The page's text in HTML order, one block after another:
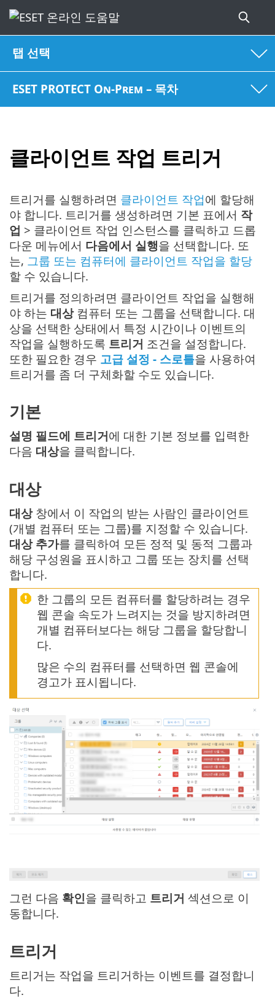
탭 선택
ESET PROTECT On-Prem – 목차
클라이언트 작업 트리거
트리거를 실행하려면 클라이언트 작업에 할당해
야 합니다. 트리거를 생성하려면 기본 표에서 작
업 > 클라이언트 작업 인스턴스를 클릭하고 드롭
다운 메뉴에서 다음에서 실행을 선택합니다. 또
는, 그룹 또는 컴퓨터에 클라이언트 작업을 할당
할 수 있습니다.
트리거를 정의하려면 클라이언트 작업을 실행해
야 하는 대상컴퓨터 또는 그룹을 선택합니다. 대
상을 선택한 상태에서 특정 시간이나 이벤트의
작업을 실행하도록 트리거 조건을 설정합니다.
또한 필요한 경우 고급 설정 - 스로틀을 사용하여
트리거를 좀 더 구체화할 수도 있습니다.
기본
설명 필드에 트리거에 대한 기본 정보를 입력한
다음 대상을 클릭합니다.
대상
대상창에서 이 작업의 받는 사람인 클라이언트
(개별 컴퓨터 또는 그룹)를 지정할 수 있습니다.
대상 추가를 클릭하여 모든 정적 및 동적 그룹과
해당 구성원을 표시하고 그룹 또는 장치를 선택
합니다.
한 그룹의 모든 컴퓨터를 할당하려는 경우
웹 콘솔 속도가 느려지는 것을 방지하려면
개별 컴퓨터보다는 해당 그룹을 할당합니
다.
많은 수의 컴퓨터를 선택하면 웹 콘솔에
경고가 표시됩니다.
그런 다음 확인을 클릭하고 트리거 섹션으로 이
동합니다.
트리거
트리거는 작업을 트리거하는 이벤트를 결정합니
다.